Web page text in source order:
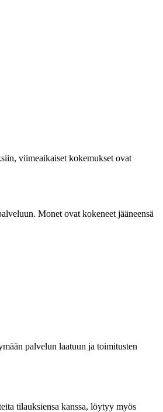
viimeaikaiset kokemukset ovat
Monet ovat kokeneet jääneensä
palvelun laatuun ja toimitusten
tilauksiensa kanssa, löytyy myös